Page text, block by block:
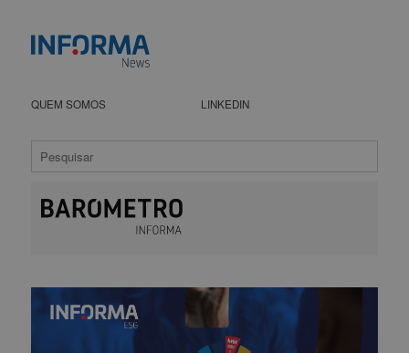
QUEM SOMOS LINKEDIN